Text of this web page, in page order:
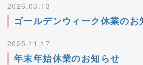
2026.03.13
ゴールデンウィーク休業のお
2025.11.17
年末年始休業のお知らせ